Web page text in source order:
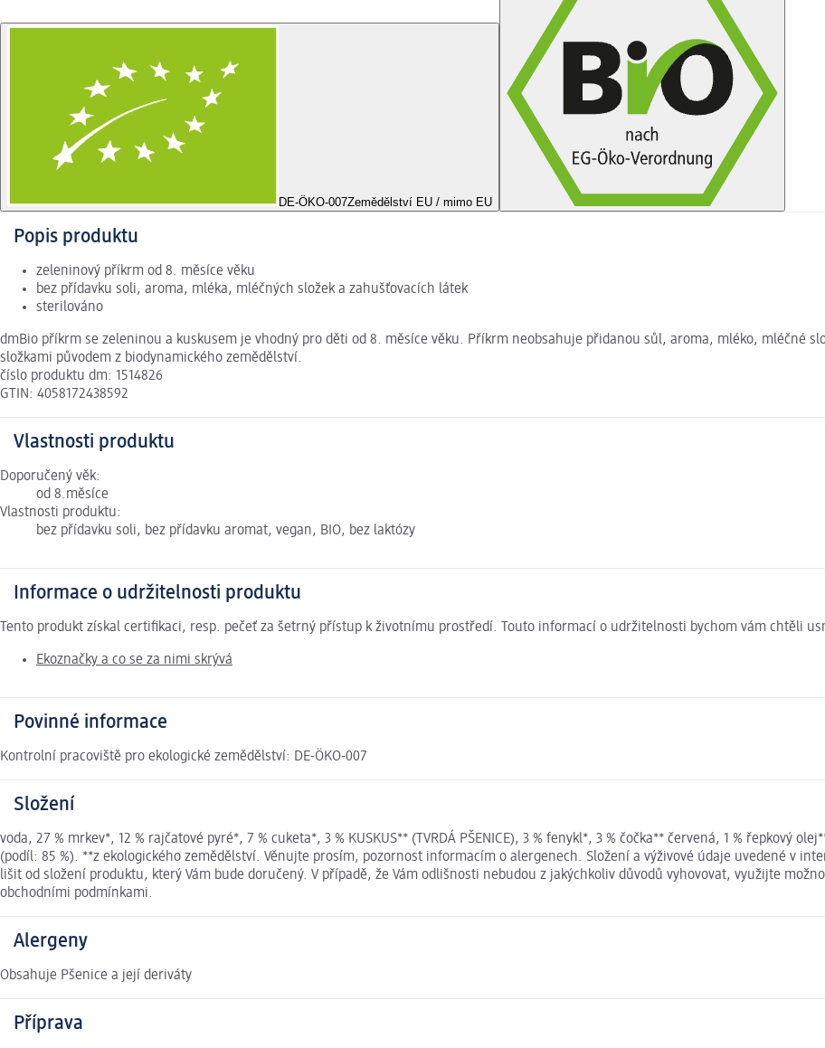
DE-ÖKO-007Zemědělství EU / mimo EU
Popis produktu
zeleninový příkrm od 8. měsíce věku
bez přídavku soli, aroma, mléka, mléčných složek a zahušťovacích látek
sterilováno
dmBio příkrm se zeleninou a kuskusem je vhodný pro děti od 8. měsíce věku. Příkrm neobsahuje přidanou sůl, aroma, mléko, mléčné
složkami původem z biodynamického zemědělství.
číslo produktu dm: 1514826
GTIN: 4058172438592
Vlastnosti produktu
Doporučený věk:
od 8.měsíce
Vlastnosti produktu:
bez přídavku soli, bez přídavku aromat, vegan, BIO, bez laktózy
Informace o udržitelnosti produktu
Tento produkt získal certifikaci, resp. pečeť za šetrný přístup k životnímu prostředí. Touto informací o udržitelnosti bychom vám chtěli
Ekoznačky a co se za nimi skrývá
Povinné informace
Kontrolní pracoviště pro ekologické zemědělství: DE-ÖKO-007
Složení
voda, 27 % mrkev*, 12 % rajčatové pyré*, 7 % cuketa*, 3 % KUSKUS** (TVRDÁ PŠENICE), 3 % fenykl*, 3 % čočka** červená, 1 % řepkový
(podíl: 85 %). **z ekologického zemědělství. Věnujte prosím, pozornost informacím o alergenech. Složení a výživové údaje uvedené v
lišit od složení produktu, který Vám bude doručený. V případě, že Vám odlišnosti nebudou z jakýchkoliv důvodů vyhovovat, využijte
obchodními podmínkami.
Alergeny
Obsahuje Pšenice a její deriváty
Příprava